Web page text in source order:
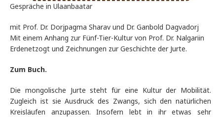
Gespräche in Ulaanbaatar
mit Prof. Dr. Dorjpagma Sharav und Dr. Ganbold Dagvadorj
Mit einem Anhang zur Fünf-Tier-Kultur von Prof. Dr. Nalgariin
Erdenetzogt und Zeichnungen zur Geschichte der Jurte.
Zum Buch.
Die mongolische Jurte steht für eine Kultur der Mobilität.
Zugleich ist sie Ausdruck des Zwangs, sich den natürlichen
Kreisläufen anzupassen. Insofern lebt in ihr etwas sehr